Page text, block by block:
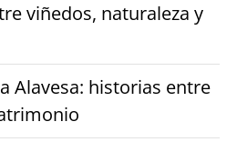
viñedos, naturaleza y
Alavesa: historias entre